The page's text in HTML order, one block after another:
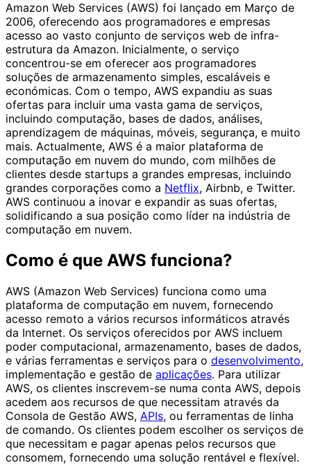
Amazon Web Services (AWS) foi lançado em Março de
2006, oferecendo aos programadores e empresas
acesso ao vasto conjunto de serviços web de infra-
estrutura da Amazon. Inicialmente, o serviço
concentrou-se em oferecer aos programadores
soluções de armazenamento simples, escaláveis e
económicas. Com o tempo, AWS expandiu as suas
ofertas para incluir uma vasta gama de serviços,
incluindo computação, bases de dados, análises,
aprendizagem de máquinas, móveis, segurança, e muito
mais. Actualmente, AWS é a maior plataforma de
computação em nuvem do mundo, com milhões de
clientes desde startups a grandes empresas, incluindo
grandes corporações como a Netflix, Airbnb, e Twitter.
AWS continuou a inovar e expandir as suas ofertas,
solidificando a sua posição como líder na indústria de
computação em nuvem.
Como é que AWS funciona?
AWS (Amazon Web Services) funciona como uma
plataforma de computação em nuvem, fornecendo
acesso remoto a vários recursos informáticos através
da Internet. Os serviços oferecidos por AWS incluem
poder computacional, armazenamento, bases de dados,
e várias ferramentas e serviços para o desenvolvimento,
implementação e gestão de aplicações. Para utilizar
AWS, os clientes inscrevem-se numa conta AWS, depois
acedem aos recursos de que necessitam através da
Consola de Gestão AWS, APIs, ou ferramentas de linha
de comando. Os clientes podem escolher os serviços de
que necessitam e pagar apenas pelos recursos que
consomem, fornecendo uma solução rentável e flexível.